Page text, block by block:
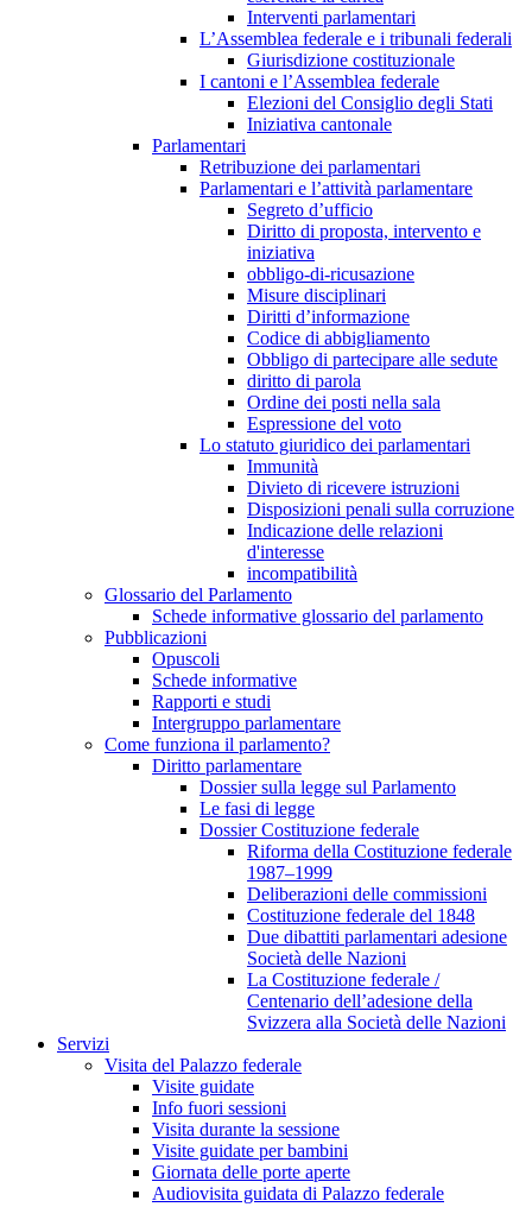
Interventi parlamentari
L’Assemblea federale e i tribunali federali
Giurisdizione costituzionale
I cantoni e l’Assemblea federale
Elezioni del Consiglio degli Stati
Iniziativa cantonale
Parlamentari
Retribuzione dei parlamentari
Parlamentari e l’attività parlamentare
Segreto d’ufficio
Diritto di proposta, intervento e
iniziativa
obbligo-di-ricusazione
Misure disciplinari
Diritti d’informazione
Codice di abbigliamento
Obbligo di partecipare alle sedute
diritto di parola
Ordine dei posti nella sala
Espressione del voto
Lo statuto giuridico dei parlamentari
Immunità
Divieto di ricevere istruzioni
Disposizioni penali sulla corruzione
Indicazione delle relazioni
d'interesse
incompatibilità
Glossario del Parlamento
Schede informative glossario del parlamento
Pubblicazioni
Opuscoli
Schede informative
Rapporti e studi
Intergruppo parlamentare
Come funziona il parlamento?
Diritto parlamentare
Dossier sulla legge sul Parlamento
Le fasi di legge
Dossier Costituzione federale
Riforma della Costituzione federale
1987–1999
Deliberazioni delle commissioni
Costituzione federale del 1848
Due dibattiti parlamentari adesione
Società delle Nazioni
La Costituzione federale /
Centenario dell’adesione della
Svizzera alla Società delle Nazioni
Servizi
Visita del Palazzo federale
Visite guidate
Info fuori sessioni
Visita durante la sessione
Visite guidate per bambini
Giornata delle porte aperte
Audiovisita guidata di Palazzo federale